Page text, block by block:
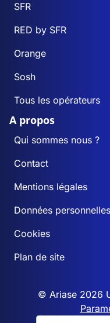
SFR
RED by SFR
Orange
Sosh
Tous les opérateurs
A propos
Qui sommes nous ?
Contact
Mentions légales
Données personnelles
Cookies
Plan de site
© Ariase 2026